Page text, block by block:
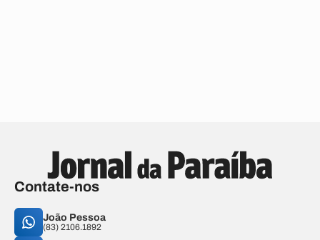
Contate-nos
João Pessoa
(83) 2106.1892